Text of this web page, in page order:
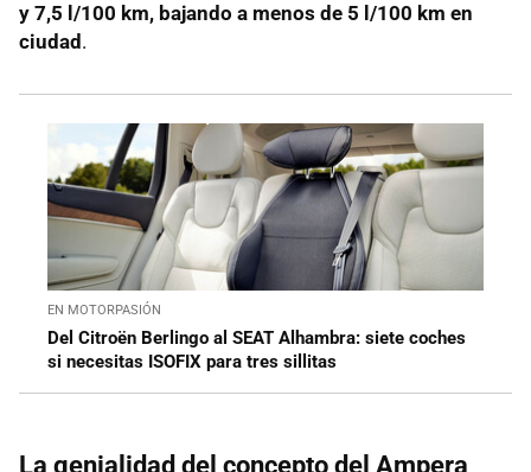
y 7,5 l/100 km, bajando a menos de 5 l/100 km en
ciudad .
EN MOTORPASIÓN
Del Citroën Berlingo al SEAT Alhambra: siete coches
si necesitas ISOFIX para tres sillitas
La genialidad del concepto del Ampera